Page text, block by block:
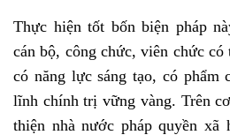
Thực hiện tốt bốn biện pháp
cán bộ, công chức, viên chức có
có năng lực sáng tạo, có phẩm
lĩnh chính trị vững vàng. Trên
thiện nhà nước pháp quyền xã